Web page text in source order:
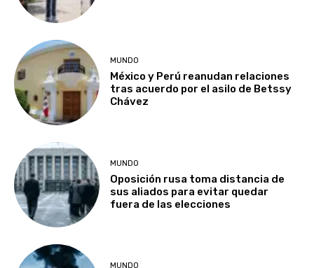
MUNDO
México y Perú reanudan relaciones
tras acuerdo por el asilo de Betssy
Chávez
MUNDO
Oposición rusa toma distancia de
sus aliados para evitar quedar
fuera de las elecciones
MUNDO